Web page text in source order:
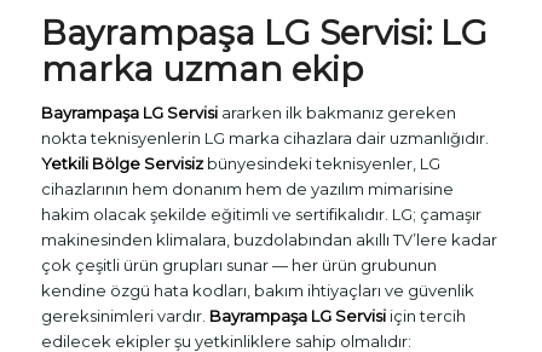
Bayrampaşa LG Servisi: LG
marka uzman ekip
Bayrampaşa LG Servisiararken ilk bakmanız gereken
nokta teknisyenlerin LG marka cihazlara dair uzmanlığıdır.
Yetkili Bölge Servisizbünyesindeki teknisyenler, LG
cihazlarının hem donanım hem de yazılım mimarisine
hakim olacak şekilde eğitimli ve sertifikalıdır. LG; çamaşır
makinesinden klimalara, buzdolabından akıllı TV’lere kadar
çok çeşitli ürün grupları sunar — her ürün grubunun
kendine özgü hata kodları, bakım ihtiyaçları ve güvenlik
gereksinimleri vardır. Bayrampaşa LG Servisiiçin tercih
edilecek ekipler şu yetkinliklere sahip olmalıdır: